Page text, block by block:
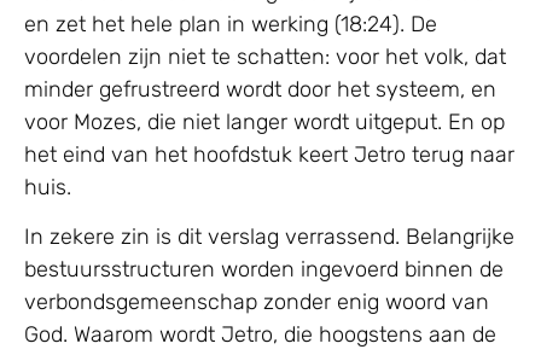
en zet het hele plan in werking (18:24). De
voordelen zijn niet te schatten: voor het volk, dat
minder gefrustreerd wordt door het systeem, en
voor Mozes, die niet langer wordt uitgeput. En op
het eind van het hoofdstuk keert Jetro terug naar
huis.
In zekere zin is dit verslag verrassend. Belangrijke
bestuursstructuren worden ingevoerd binnen de
verbondsgemeenschap zonder enig woord van
God. Waarom wordt Jetro, die hoogstens aan de